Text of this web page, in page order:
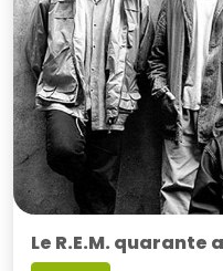
Le R.E.M. quarante